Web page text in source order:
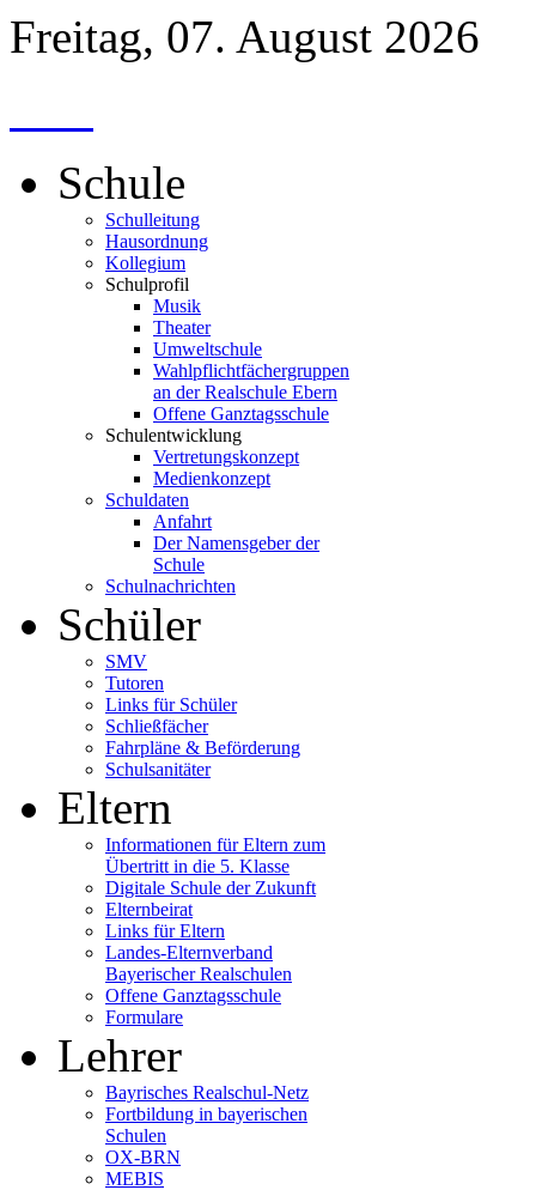
Freitag, 07. August 2026
Schule
Schulleitung
Hausordnung
Kollegium
Schulprofil
Musik
Theater
Umweltschule
Wahlpflichtfächergruppen
an der Realschule Ebern
Offene Ganztagsschule
Schulentwicklung
Vertretungskonzept
Medienkonzept
Schuldaten
Anfahrt
Der Namensgeber der
Schule
Schulnachrichten
Schüler
SMV
Tutoren
Links für Schüler
Schließfächer
Fahrpläne & Beförderung
Schulsanitäter
Eltern
Informationen für Eltern zum
Übertritt in die 5. Klasse
Digitale Schule der Zukunft
Elternbeirat
Links für Eltern
Landes-Elternverband
Bayerischer Realschulen
Offene Ganztagsschule
Formulare
Lehrer
Bayrisches Realschul-Netz
Fortbildung in bayerischen
Schulen
OX-BRN
MEBIS